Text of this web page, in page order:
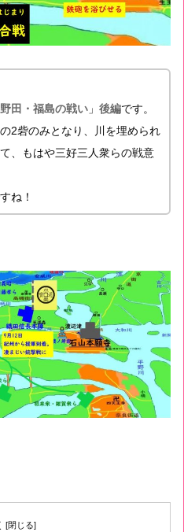
野田・福島の戦い 」後編です。
2砦のみとなり、川を埋められ
、もはや三好三人衆らの戦意
ね！